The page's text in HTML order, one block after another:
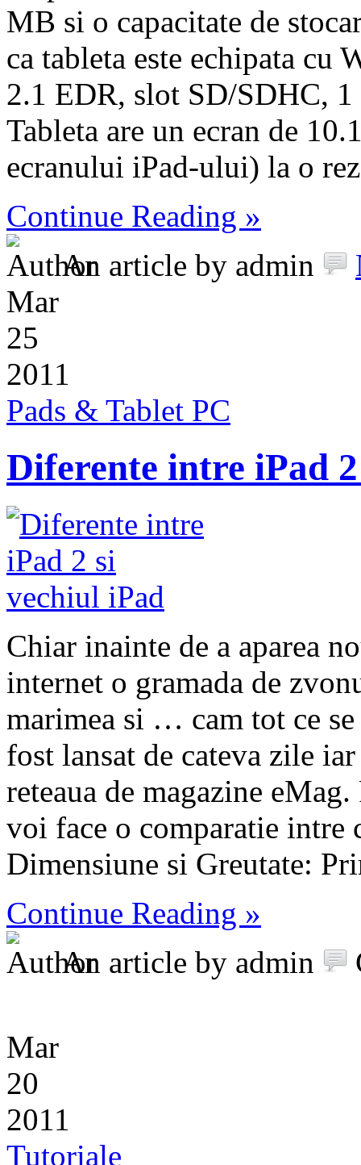
MB si o capacitate de
ca tableta este echipata cu
2.1 EDR, slot SD/SDHC,
Tableta are un ecran de
ecranului iPad-ului) la o
Continue Reading »
An article by admin
Mar
25
2011
Pads & Tablet PC
Diferente intre iPad
Chiar inainte de a aparea
internet o gramada de
marimea si … cam tot ce
fost lansat de cateva zile
reteaua de magazine
voi face o comparatie intre
Dimensiune si Greutate:
Continue Reading »
An article by admin
Mar
20
2011
Tutoriale